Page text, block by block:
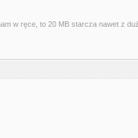
w ręce, to 20 MB starcza nawet z